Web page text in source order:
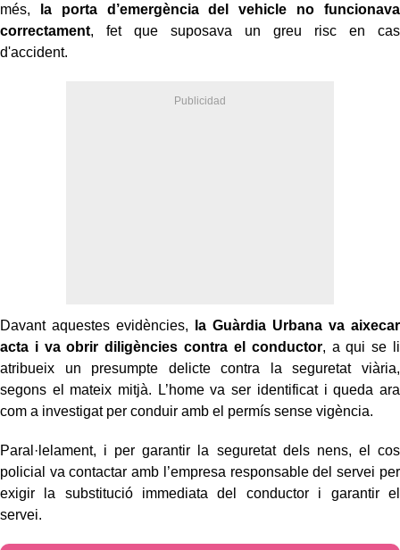
més, la porta d’emergència del vehicle no funcionava
correctament, fet que suposava un greu risc en cas
d'accident.
Davant aquestes evidències, la Guàrdia Urbana va aixecar
acta i va obrir diligències contra el conductor, a qui se li
atribueix un presumpte delicte contra la seguretat viària,
segons el mateix mitjà. L’home va ser identificat i queda ara
com a investigat per conduir amb el permís sense vigència.
Paral·lelament, i per garantir la seguretat dels nens, el cos
policial va contactar amb l’empresa responsable del servei per
exigir la substitució immediata del conductor i garantir el
servei.